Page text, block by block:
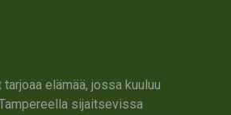
elämää, jossa kuuluu
sijaitsevissa